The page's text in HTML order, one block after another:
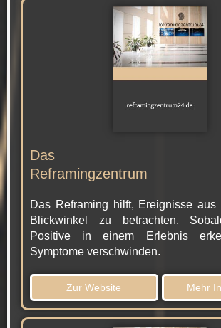
Das
Reframingzentrum
Das Reframing hilft, Ereignisse aus
Blickwinkel zu betrachten.
Positive in einem Erlebnis
Symptome verschwinden.
Zur Website Mehr